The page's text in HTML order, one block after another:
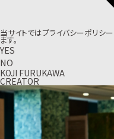
当サイトではプライバシーポリシー
ます。
YES
NO
KOJI FURUKAWA
CREATOR